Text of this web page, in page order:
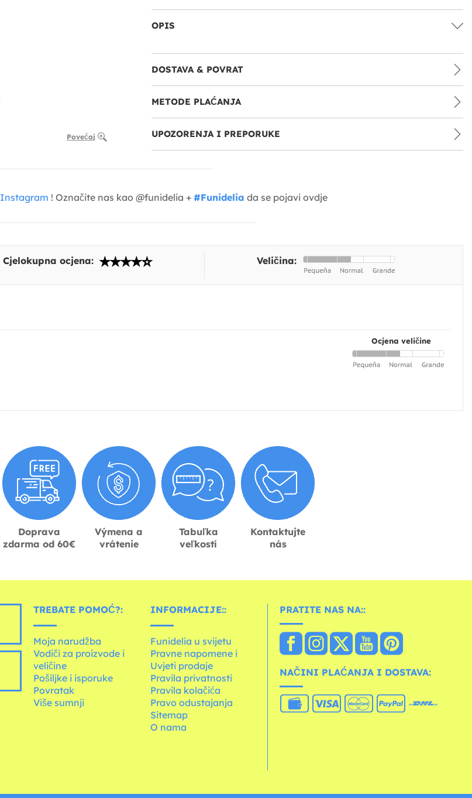
Povećaj
OPIS
DOSTAVA & POVRAT
METODE PLAĆANJA
UPOZORENJA I PREPORUKE
Instagram ! Označite nas kao @funidelia + #Funidelia da se pojavi ovdje
Cjelokupna ocjena: Veličina:
Ocjena veličine
Doprava
zdarma od 60€
Výmena a
vrátenie
Tabuľka
veľkostí
Kontaktujte
nás
TREBATE POMOĆ?:
Moja narudžba
Vodiči za proizvode i
veličine
Pošiljke i isporuke
Povratak
Više sumnji
INFORMACIJE::
Funidelia u svijetu
Pravne napomene i
Uvjeti prodaje
Pravila privatnosti
Pravila kolačića
Pravo odustajanja
Sitemap
O nama
PRATITE NAS NA::
NAČINI PLAĆANJA I DOSTAVA: